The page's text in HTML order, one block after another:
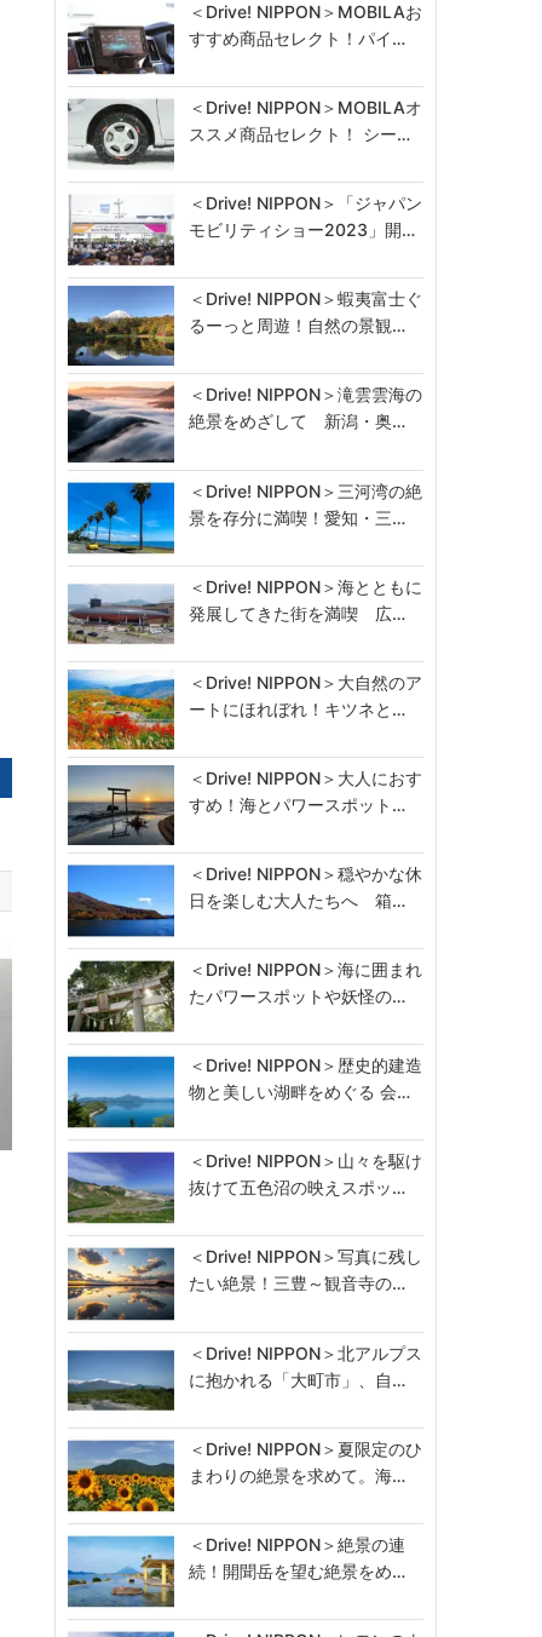
＜Drive! NIPPON＞MOBILAお
すすめ商品セレクト！パイ…
＜Drive! NIPPON＞MOBILAオ
ススメ商品セレクト！ シー…
＜Drive! NIPPON＞「ジャパン
モビリティショー2023」開…
＜Drive! NIPPON＞蝦夷富士ぐ
るーっと周遊！自然の景観…
＜Drive! NIPPON＞滝雲雲海の
絶景をめざして 新潟・奥…
＜Drive! NIPPON＞三河湾の絶
景を存分に満喫！愛知・三…
＜Drive! NIPPON＞海とともに
発展してきた街を満喫 広…
＜Drive! NIPPON＞大自然のア
ートにほれぼれ！キツネと…
＜Drive! NIPPON＞大人におす
すめ！海とパワースポット…
＜Drive! NIPPON＞穏やかな休
日を楽しむ大人たちへ 箱…
＜Drive! NIPPON＞海に囲まれ
たパワースポットや妖怪の…
＜Drive! NIPPON＞歴史的建造
物と美しい湖畔をめぐる 会…
＜Drive! NIPPON＞山々を駆け
抜けて五色沼の映えスポッ…
＜Drive! NIPPON＞写真に残し
たい絶景！三豊～観音寺の…
＜Drive! NIPPON＞北アルプス
に抱かれる「大町市」、自…
＜Drive! NIPPON＞夏限定のひ
まわりの絶景を求めて。海…
＜Drive! NIPPON＞絶景の連
続！開聞岳を望む絶景をめ…